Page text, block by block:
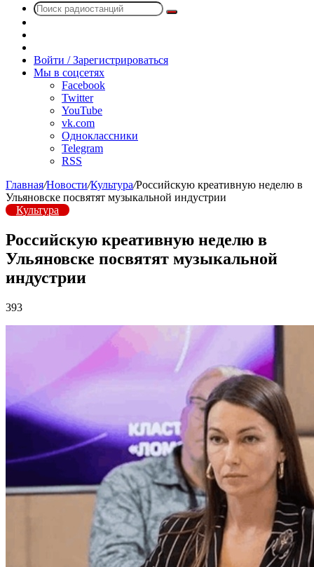
Поиск
радио
Войти / Зарегистрироваться
Мы в соцсетях
Facebook
Twitter
YouTube
vk.com
Одноклассники
Telegram
RSS
Главная/Новости/Культура/Российскую креативную неделю в
Ульяновске посвятят музыкальной индустрии
Культура
Российскую креативную неделю в
Ульяновске посвятят музыкальной
индустрии
393